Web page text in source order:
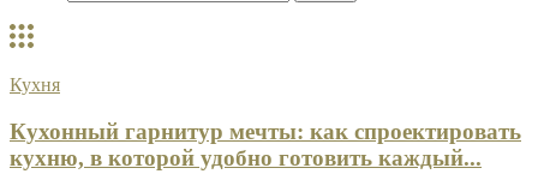
Кухня
Кухонный гарнитур мечты: как спроектировать
кухню, в которой удобно готовить каждый...